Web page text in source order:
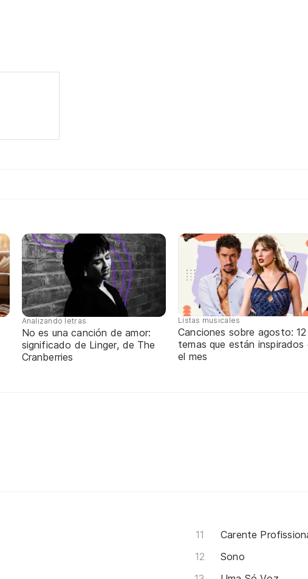
Analizando letras
No es una canción de amor:
significado de Linger, de The
Cranberries
Listas musicales
Canciones sobre agosto: 12
temas que están inspirados
el mes
Carente
Sono